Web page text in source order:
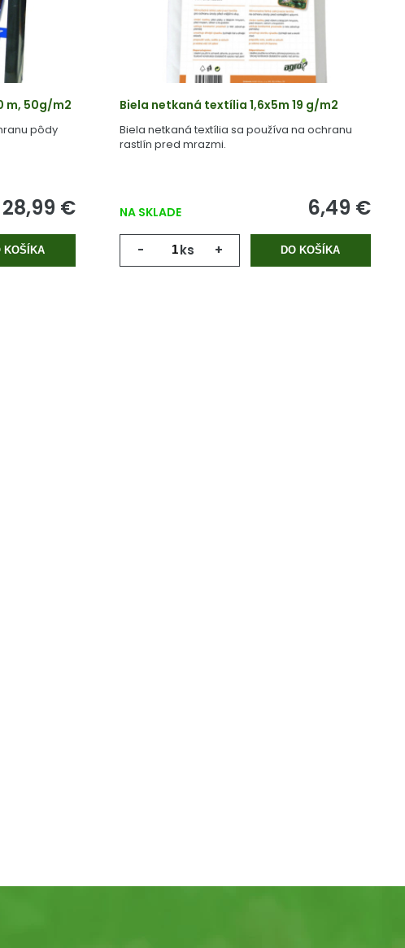
m, 50g/m2
pôdy
28,99 €
KOŠÍKA
Biela netkaná textília 1,6x5m 19 g/m2
Biela netkaná textília sa používa na ochranu
rastlín pred mrazmi.
NA SKLADE 6,49 €
- ks + DO KOŠÍKA